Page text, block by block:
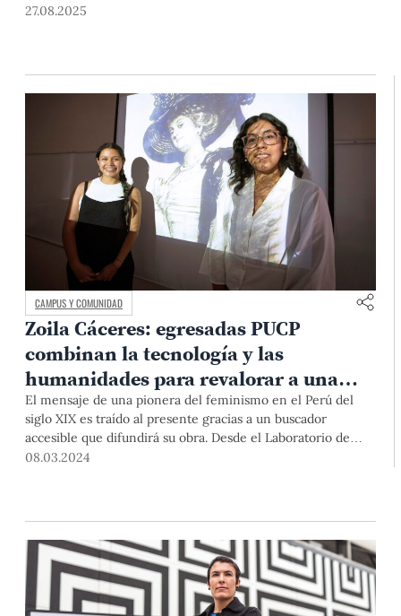
Conoce las historias de cuatro estudiantes que demuestran
27.08.2025
CAMPUS Y COMUNIDAD
Zoila Cáceres: egresadas PUCP
combinan la tecnología y las
humanidades para revalorar a una
precursora del feminismo en el Perú
El mensaje de una pionera del feminismo en el Perú del
siglo XIX es traído al presente gracias a un buscador
accesible que difundirá su obra. Desde el Laboratorio de
Humanidades Digitales (HLAB), nuestras egresadas Dina
08.03.2024